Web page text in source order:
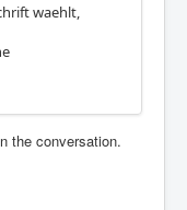
waehlt,
the conversation.